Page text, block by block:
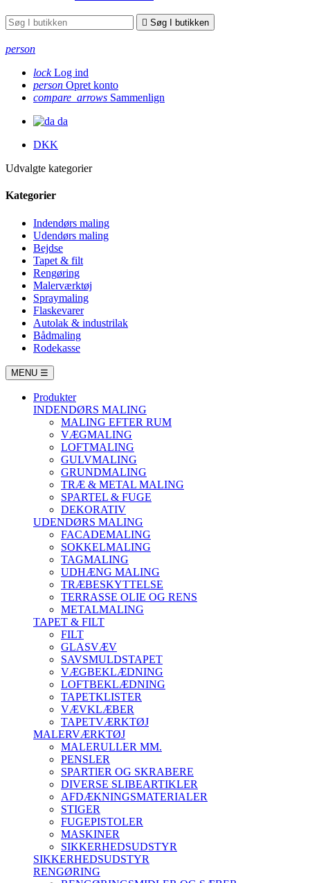
 Søg I butikken
person
lock Log ind
person Opret konto
compare_arrows Sammenlign
da
DKK
Udvalgte kategorier
Kategorier
Indendørs maling
Udendørs maling
Bejdse
Tapet & filt
Rengøring
Malerværktøj
Spraymaling
Flaskevarer
Autolak & industrilak
Bådmaling
Rodekasse
MENU ☰
Produkter
INDENDØRS MALING
MALING EFTER RUM
VÆGMALING
LOFTMALING
GULVMALING
GRUNDMALING
TRÆ & METAL MALING
SPARTEL & FUGE
DEKORATIV
UDENDØRS MALING
FACADEMALING
SOKKELMALING
TAGMALING
UDHÆNG MALING
TRÆBESKYTTELSE
TERRASSE OLIE OG RENS
METALMALING
TAPET & FILT
FILT
GLASVÆV
SAVSMULDSTAPET
VÆGBEKLÆDNING
LOFTBEKLÆDNING
TAPETKLISTER
VÆVKLÆBER
TAPETVÆRKTØJ
MALERVÆRKTØJ
MALERULLER MM.
PENSLER
SPARTlER OG SKRABERE
DIVERSE SLIBEARTIKLER
AFDÆKNINGSMATERIALER
STIGER
FUGEPISTOLER
MASKINER
SIKKERHEDSUDSTYR
SIKKERHEDSUDSTYR
RENGØRING